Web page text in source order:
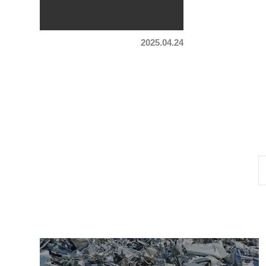
2025.04.24